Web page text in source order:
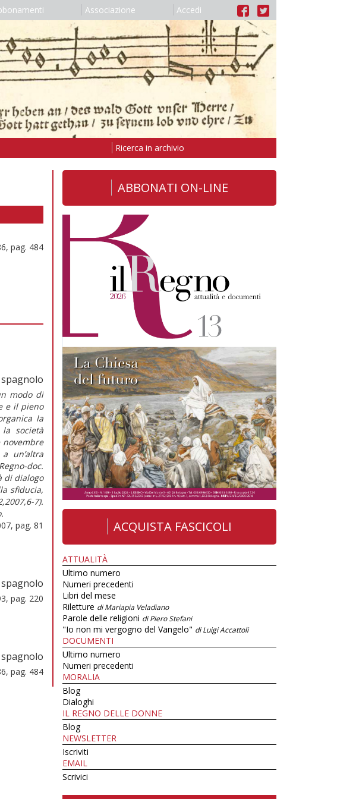
Associazione Accedi
Ricerca in archivio
pag. 484
modo di
e il pieno
la
società
novembre
un’altra
doc.
di dialogo
sfiducia,
7).
pag. 81
pag. 220
pag. 484
ABBONATI ON-LINE
ACQUISTA FASCICOLI
ATTUALITÀ
Ultimo numero
Numeri precedenti
Libri del mese
Riletture di Mariapia Veladiano
Parole delle religioni di Piero Stefani
"Io non mi vergogno del Vangelo" di Luigi Accattoli
DOCUMENTI
Ultimo numero
Numeri precedenti
MORALIA
Blog
Dialoghi
IL REGNO DELLE DONNE
Blog
NEWSLETTER
Iscriviti
EMAIL
Scrivici